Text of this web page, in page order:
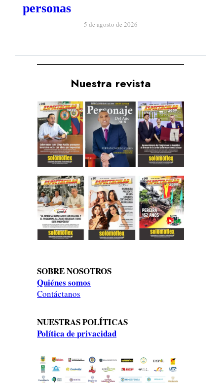
personas
5 de agosto de 2026
Nuestra revista
SOBRE NOSOTROS
Quiénes somos
Contáctanos
NUESTRAS POLÍTICAS
Política de privacidad